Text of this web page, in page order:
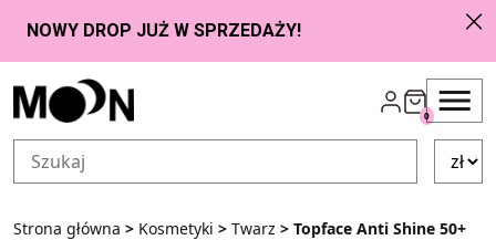
Przejdź do zawartości
0
Strona główna > Kosmetyki > Twarz > Topface Anti Shine 50+